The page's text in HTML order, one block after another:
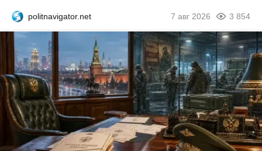
politnavigator.net 7 авг 2026 3 854